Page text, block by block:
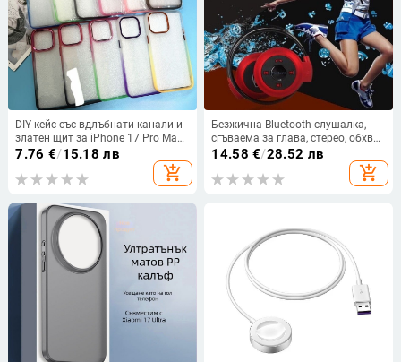
DIY кейс със вдлъбнати канали и
златен щит за iPhone 17 Pro Max
с градиентна червена метална
7.76 €/15.18 лв
add_shopping_cart
Безжична Bluetooth слушалка,
сгъваема за глава, стерео, обхват
10 м, Bluetooth 4.0, живот на
14.58 €/28.52 лв
add_shopping_cart